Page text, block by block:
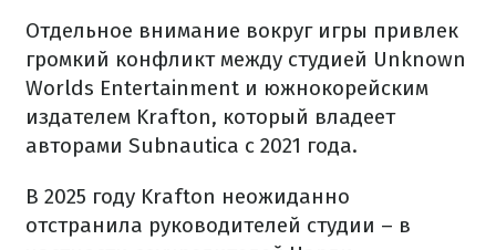
Отдельное внимание вокруг игры привлек
громкий конфликт между студией Unknown
Worlds Entertainment и южнокорейским
издателем Krafton, который владеет
авторами Subnautica с 2021 года.
В 2025 году Krafton неожиданно
отстранила руководителей студии – в